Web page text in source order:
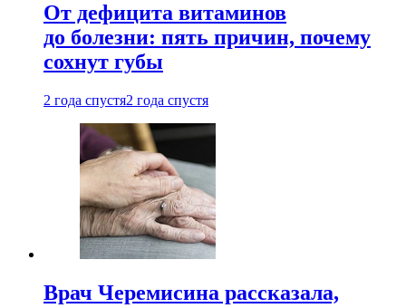
От дефицита витаминов
до болезни: пять причин, почему
сохнут губы
2 года спустя2 года спустя
Врач Черемисина рассказала,